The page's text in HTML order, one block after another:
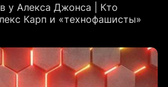
у Алекса Джонса | Кто
Карп и «технофашисты»